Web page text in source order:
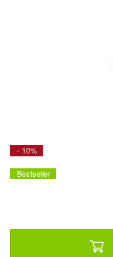
- 10%
Bestseller